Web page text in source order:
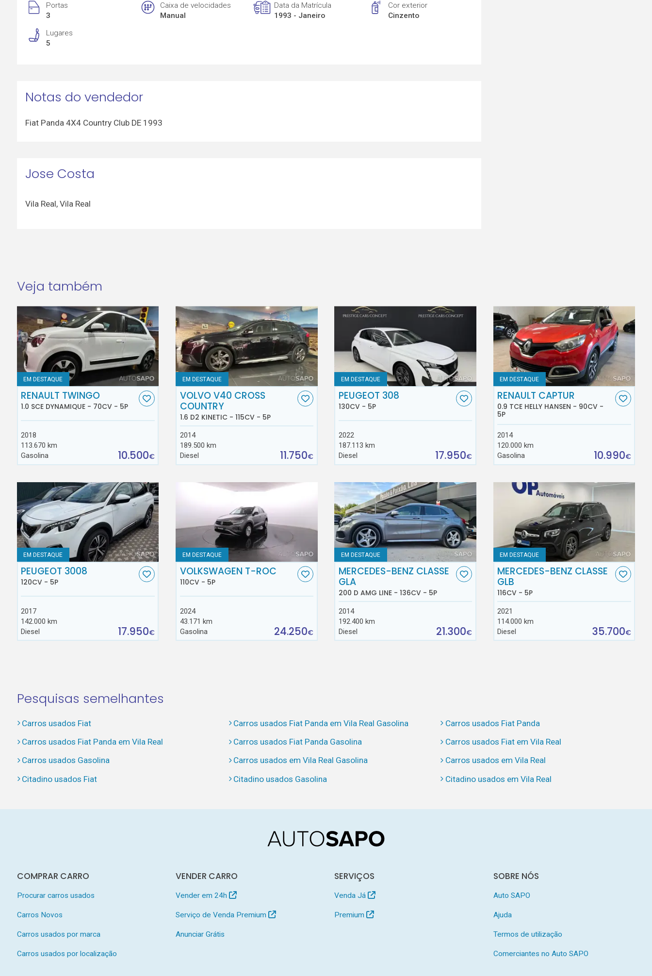
Portas
3
Caixa de velocidades
Manual
Data da Matrícula
1993 - Janeiro
Cor exterior
Cinzento
Lugares
5
Notas do vendedor
Fiat Panda 4X4 Country Club DE 1993
Jose Costa
Vila Real, Vila Real
Veja também
EM DESTAQUE
RENAULT TWINGO
1.0 SCE DYNAMIQUE - 70CV - 5P
2018
113.670 km
Gasolina
10.500€
EM DESTAQUE
VOLVO V40 CROSS
COUNTRY
1.6 D2 KINETIC - 115CV - 5P
2014
189.500 km
Diesel
11.750€
EM DESTAQUE
PEUGEOT 308
130CV - 5P
2022
187.113 km
Diesel
17.950€
EM DESTAQUE
RENAULT CAPTUR
0.9 TCE HELLY HANSEN - 90CV -
5P
2014
120.000 km
Gasolina
10.990€
EM DESTAQUE
PEUGEOT 3008
120CV - 5P
2017
142.000 km
Diesel
17.950€
EM DESTAQUE
VOLKSWAGEN T-ROC
110CV - 5P
2024
43.171 km
Gasolina
24.250€
EM DESTAQUE
MERCEDES-BENZ CLASSE
GLA
200 D AMG LINE - 136CV - 5P
2014
192.400 km
Diesel
21.300€
EM DESTAQUE
MERCEDES-BENZ CLASSE
GLB
116CV - 5P
2021
114.000 km
Diesel
35.700€
Pesquisas semelhantes
Carros usados Fiat Carros usados Fiat Panda em Vila Real Gasolina
Carros usados Fiat Panda
Carros usados Fiat Panda em Vila Real
Carros usados Fiat Panda Gasolina
Carros usados Fiat em Vila Real
Carros usados Gasolina
Carros usados em Vila Real Gasolina
Carros usados em Vila Real
Citadino usados Fiat
Citadino usados Gasolina Citadino usados em Vila Real
COMPRAR CARRO
Procurar carros usados
Carros Novos
Carros usados por marca
Carros usados por localização
VENDER CARRO
Vender em 24h
Serviço de Venda Premium
Anunciar Grátis
SERVIÇOS
Venda Já
Premium
SOBRE NÓS
Auto SAPO
Ajuda
Termos de utilização
Comerciantes no Auto SAPO